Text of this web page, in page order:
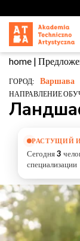
home |
ГОРОД: Варшава
НАПРАВЛЕНИЕ
РАСТУЩИЙ
Сегодня3
специализации